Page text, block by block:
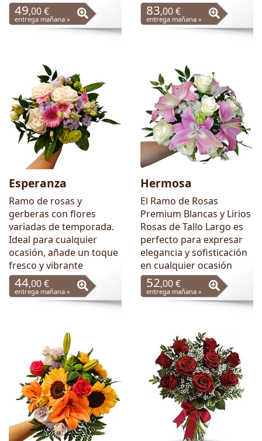
49,00 €
entrega mañana »
83,00 €
entrega mañana »
Esperanza
Ramo de rosas y
gerberas con flores
variadas de temporada.
Ideal para cualquier
ocasión, añade un toque
fresco y vibrante
44,00 €
entrega mañana »
Hermosa
El Ramo de Rosas
Premium Blancas y Lirios
Rosas de Tallo Largo es
perfecto para expresar
elegancia y sofisticación
en cualquier ocasión
52,00 €
entrega mañana »